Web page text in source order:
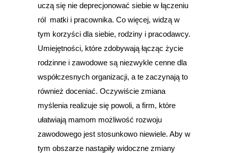
uczą się nie deprecjonować siebie w łączeniu
ról matki i pracownika. Co więcej, widzą w
tym korzyści dla siebie, rodziny i pracodawcy.
Umiejętności, które zdobywają łącząc życie
rodzinne i zawodowe są niezwykle cenne dla
współczesnych organizacji, a te zaczynają to
również doceniać. Oczywiście zmiana
myślenia realizuje się powoli, a firm, które
ułatwiają mamom możliwość rozwoju
zawodowego jest stosunkowo niewiele. Aby w
tym obszarze nastąpiły widoczne zmiany